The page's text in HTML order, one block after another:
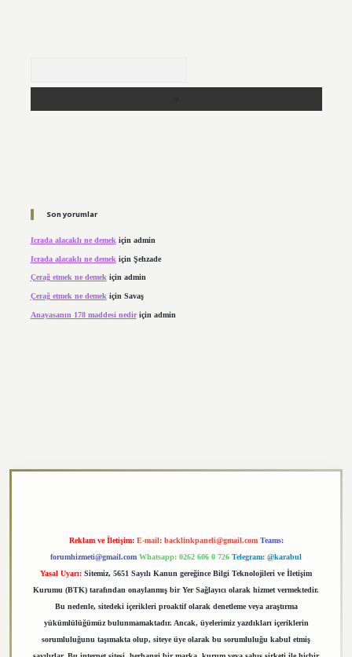
Son yorumlar
Icrada alacaklı ne demek için admin
Icrada alacaklı ne demek için Şehzade
Çerağ etmek ne demekiçin admin
Çerağ etmek ne demek için Savaş
Anayasanın 178 maddesi nediriçin admin
Reklam ve İletişim: E-mail: backlinkpaneli@gmail.com Teams:
forumhizmeti@gmail.com Whatsapp: 0262 606 0 726 Telegram: @karabul
Yasal Uyarı: Sitemiz, 5651 Sayılı Kanun gereğince Bilgi Teknolojileri ve İletişim
Kurumu (BTK) tarafından onaylanmış bir Yer Sağlayıcı olarak hizmet vermektedir.
Bu nedenle, sitedeki içerikleri proaktif olarak denetleme veya araştırma
yükümlülüğümüz bulunmamaktadır. Ancak, üyelerimiz yazdıkları içeriklerin
sorumluluğunu taşımakta olup, siteye üye olarak bu sorumluluğu kabul etmiş